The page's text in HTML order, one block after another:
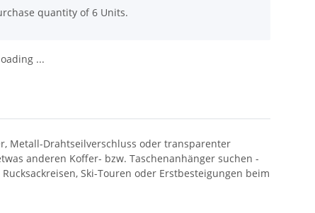
quantity of 6 Units.
...
Metall-Drahtseilverschluss oder transparenter
anderen Koffer- bzw. Taschenanhänger suchen -
Ski-Touren oder Erstbesteigungen beim